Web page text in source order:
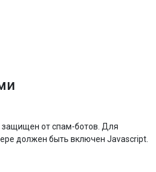
от спам-ботов. Для
должен быть включен Javascript.